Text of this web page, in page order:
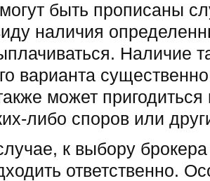
быть прописаны
наличия
Наличие
варианта
может пригодиться
либо споров или
к выбору
ответственно.